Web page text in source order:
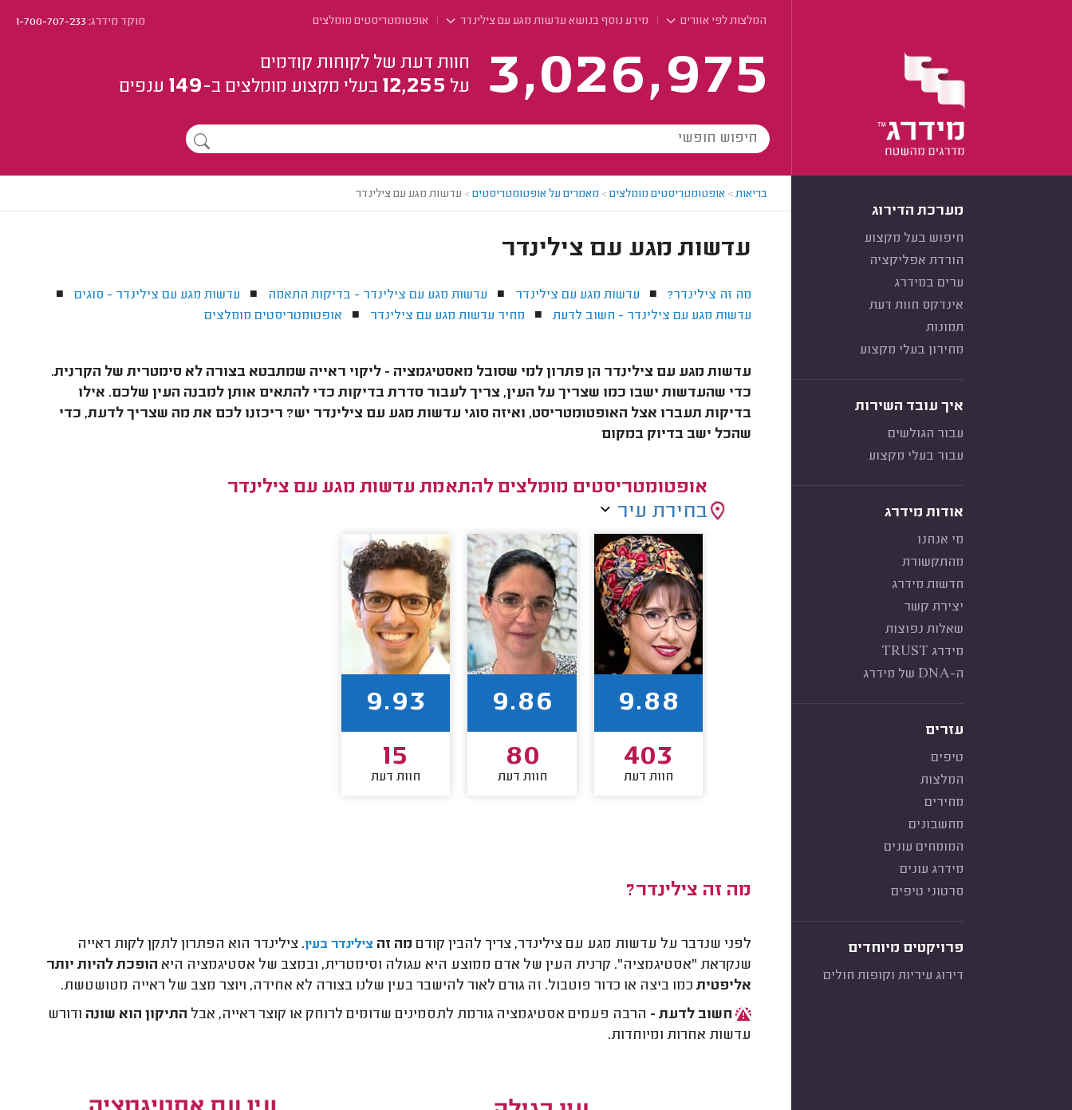
המלצות לפי אזורים מידע נוסף בנושא עדשות מגע עם צילינדר אופטומטריסטים מומלצים מוקד מידרג:1-700-707-233
3,026,975
חוות דעת של לקוחות קודמים
על 12,255 בעלי מקצוע מומלצים ב-149 ענפים
מערכת הדירוג
חיפוש בעל מקצוע
הורדת אפליקציה
ערים במידרג
אינדקס חוות דעת
תמונות
מחירון בעלי מקצוע
איך עובד השירות
עבור הגולשים
עבור בעלי מקצוע
אודות מידרג
מי אנחנו
מהתקשורת
חדשות מידרג
יצירת קשר
שאלות נפוצות
מידרג TRUST
ה-DNA של מידרג
עזרים
טיפים
המלצות
מחירים
מחשבונים
המומחים עונים
מידרג עונים
סרטוני טיפים
פרויקטים מיוחדים
דירוג עיריות וקופות חולים
בריאות> אופטומטריסטים מומלצים> מאמרים על אופטומטריסטים> עדשות מגע עם צילינדר
עדשות מגע עם צילינדר
מה זה צילינדר? ■ עדשות מגע עם צילינדר ■ עדשות מגע עם צילינדר - בדיקות התאמה ■ עדשות מגע עם צילינדר - סוגים ■
עדשות מגע עם צילינדר - חשוב לדעת ■ מחיר עדשות מגע עם צילינדר ■ אופטומטריסטים מומלצים
עדשות מגע עם צילינדר הן פתרון למי שסובל מאסטיגמציה - ליקוי ראייה שמתבטא בצורה לא סימטרית של הקרנית.
כדי שהעדשות ישבו כמו שצריך על העין, צריך לעבור סדרת בדיקות כדי להתאים אותן למבנה העין שלכם. אילו
בדיקות תעברו אצל האופטומטריסט, ואיזה סוגי עדשות מגע עם צילינדר יש? ריכזנו לכם את מה שצריך לדעת, כדי
שהכל ישב בדיוק במקום
אופטומטריסטים מומלצים להתאמת עדשות מגע עם צילינדר
בחירת עיר
9.88
403
חוות דעת
9.86
80
חוות דעת
9.93
15
חוות דעת
מה זה צילינדר?
לפני שנדבר על עדשות מגע עם צילינדר, צריך להבין קודם מה זה צילינדר בעין. צילינדר הוא הפתרון לתקן לקות ראייה
שנקראת "אסטיגמציה". קרנית העין של אדם ממוצע היא עגולה וסימטרית, ובמצב של אסטיגמציה היא הופכת להיות יותר
אליפטיתכמו ביצה או כדור פוטבול. זה גורם לאור להישבר בעין שלנו בצורה לא אחידה, ויוצר מצב של ראייה מטושטשת.
חשוב לדעת - הרבה פעמים אסטיגמציה גורמת לתסמינים שדומים לרוחק או קוצר ראייה, אבל התיקון הוא שונה ודורש
עדשות אחרות ומיוחדות.